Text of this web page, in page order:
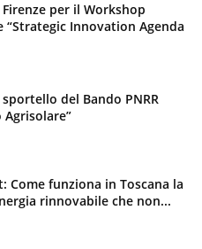
Firenze per il Workshop
“Strategic Innovation Agenda
del Bando PNRR
Agrisolare”
Come funziona in Toscana la
rinnovabile che non...